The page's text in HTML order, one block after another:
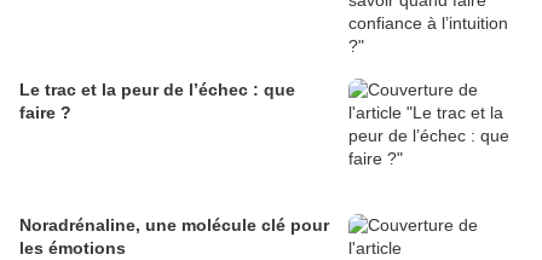
Le trac et la peur de l’échec : que
faire ?
Noradrénaline, une molécule clé pour
les émotions